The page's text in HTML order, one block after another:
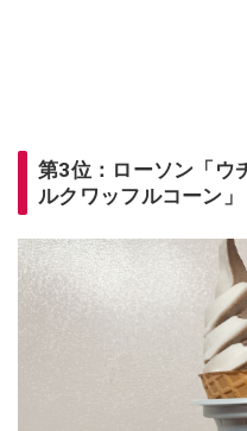
第3位：ローソン「ウ
ルクワッフルコーン」